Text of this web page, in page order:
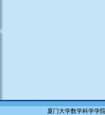
厦门大学数学科学学